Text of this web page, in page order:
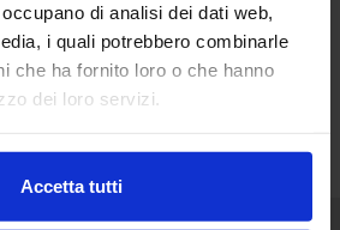
di analisi dei dati web,
i quali potrebbero combinarle
che ha fornito loro o che hanno
dei loro servizi.
Accetta tutti
26
Lug